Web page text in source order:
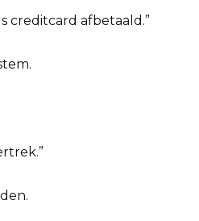
creditcard afbetaald.”